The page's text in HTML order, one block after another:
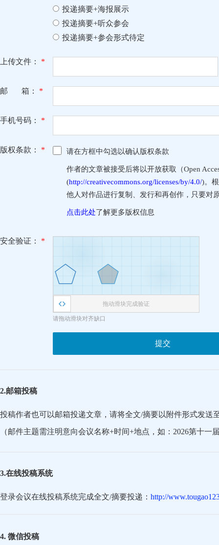
投递摘要+海报展示
投递摘要+听众参会
投递摘要+参会形式待定
上传文件： *
邮 箱： *
手机号码： *
版权条款： * 请在方框中勾选以确认版权条款
作者的文章被接受后将以开放获取（Open
(http://creativecommons.org/licenses/by/4.0/)。
他人对作品进行复制、发行和再创作，只要对
点击此处了解更多版权信息
安全验证： *
拖动滑块完成验证
请拖动滑块对齐缺口
提交
2.邮箱投稿
投稿作者也可以邮箱投递文章，请将全文/摘要以附件形式发送
（邮件主题需注明意向会议名称+时间+地点，如：2026第十
3.在线投稿系统
登录会议在线投稿系统完成全文/摘要投递： http://
4. 微信投稿